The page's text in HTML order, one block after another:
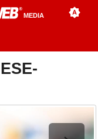
MEDIA